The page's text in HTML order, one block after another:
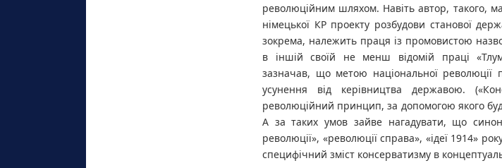
революційним шляхом. Навіть автор, такого,
німецької КР проекту розбудови станової
зокрема, належить праця із промовистою
в іншій своїй не менш відомій праці
зазначав, що метою національної революції
усунення від керівництва державою.
революційний принцип, за допомогою якого
А за таких умов зайве нагадувати, що
революції», «революції справа», «ідеї 1914»
специфічний зміст консерватизму в